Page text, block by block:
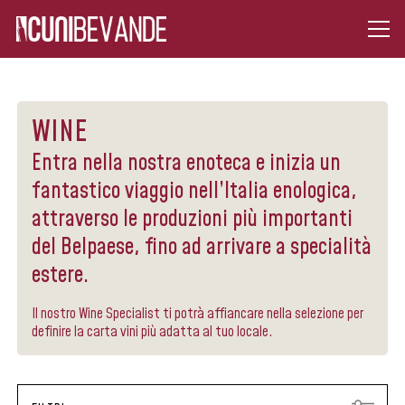
WINE
Entra nella nostra enoteca e inizia un
fantastico viaggio nell’Italia enologica,
attraverso le produzioni più importanti
del Belpaese, fino ad arrivare a specialità
estere.
Il nostro Wine Specialist ti potrà affiancare nella selezione per
definire la carta vini più adatta al tuo locale.